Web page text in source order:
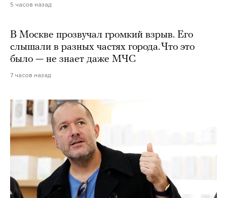
5 часов назад
В Москве прозвучал громкий взрыв. Его
слышали в разных частях города. Что это
было — не знает даже МЧС
7 часов назад